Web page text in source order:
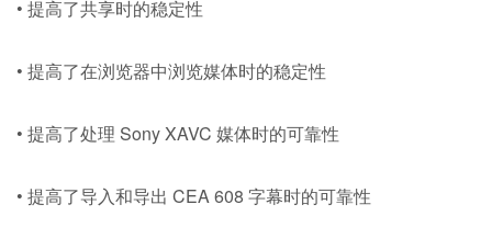
• 提高了共享时的稳定性
• 提高了在浏览器中浏览媒体时的稳定性
• 提高了处理 Sony XAVC 媒体时的可靠性
• 提高了导入和导出 CEA 608 字幕时的可靠性